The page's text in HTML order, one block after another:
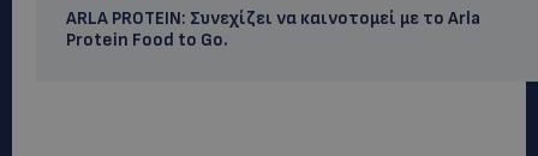
ARLA PROTEIN: Συνεχίζει να καινοτομεί με το Arla
Protein Food to Go.